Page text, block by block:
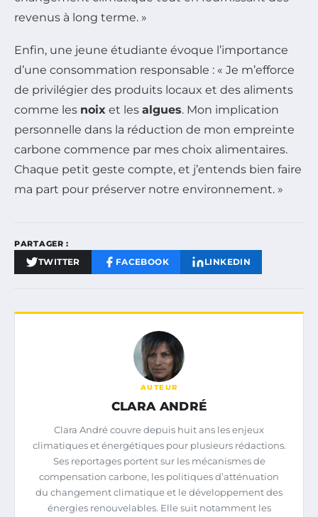
revenus à long terme. »
Enfin, une jeune étudiante évoque l’importance
d’une consommation responsable : « Je m’efforce
de privilégier des produits locaux et des aliments
comme les noix et les algues. Mon implication
personnelle dans la réduction de mon empreinte
carbone commence par mes choix alimentaires.
Chaque petit geste compte, et j’entends bien faire
ma part pour préserver notre environnement. »
PARTAGER :
TWITTER FACEBOOK LINKEDIN
AUTEUR
CLARA ANDRÉ
Clara André couvre depuis huit ans les enjeux
climatiques et énergétiques pour plusieurs rédactions.
Ses reportages portent sur les mécanismes de
compensation carbone, les politiques d’atténuation
du changement climatique et le développement des
énergies renouvelables. Elle suit notamment les